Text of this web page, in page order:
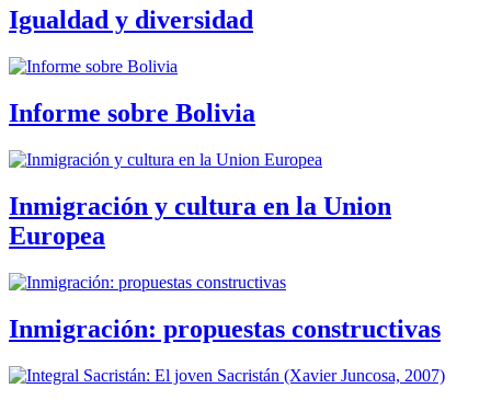
Igualdad y diversidad
Informe sobre Bolivia
Inmigración y cultura en la Union
Europea
Inmigración: propuestas constructivas